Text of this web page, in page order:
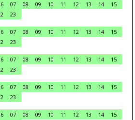
07 08 09 10 11 12 13 14
15
23
07 08 09 10 11 12 13 14
15
23
07 08 09 10 11 12 13 14
15
23
07 08 09 10 11 12 13 14
15
23
07 08 09 10 11 12 13 14
15